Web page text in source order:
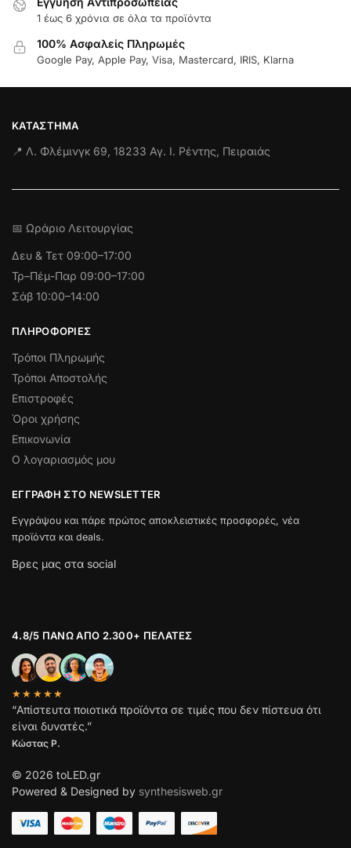
1 έως 6 χρόνια σε όλα τα προϊόντα
100% Ασφαλείς Πληρωμές
Google Pay, Apple Pay, Visa, Mastercard, IRIS, Klarna
ΚΑΤΆΣΤΗΜΑ
📍 Λ. Φλέμινγκ 69, 18233 Αγ. Ι. Ρέντης, Πειραιάς
📅 Ωράριο Λειτουργίας
Δευ & Τετ 09:00–17:00
Τρ–Πέμ-Παρ 09:00–17:00
Σάβ 10:00–14:00
ΠΛΗΡΟΦΟΡΊΕΣ
Τρόποι Πληρωμής
Τρόποι Αποστολής
Επιστροφές
Όροι χρήσης
Επικονωνία
Ο λογαριασμός μου
ΕΓΓΡΑΦΉ ΣΤΟ NEWSLETTER
Εγγράψου και πάρε πρώτος αποκλειστικές προσφορές, νέα
προϊόντα και deals.
Βρες μας στα social
4.8/5 ΠΆΝΩ ΑΠΌ 2.300+ ΠΕΛΆΤΕΣ
★★★★★
“Απίστευτα ποιοτικά προϊόντα σε τιμές που δεν πίστευα ότι
είναι δυνατές.”
Κώστας Ρ.
© 2026 toLED.gr
Powered & Designed by synthesisweb.gr